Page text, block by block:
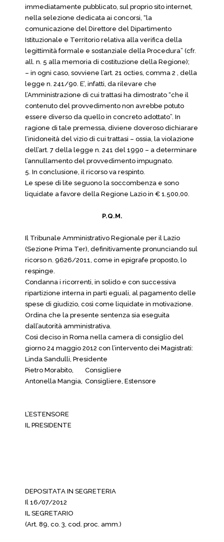
immediatamente pubblicato, sul proprio sito internet,
nella selezione dedicata ai concorsi, “la
comunicazione del Direttore del Dipartimento
Istituzionale e Territorio relativa alla verifica della
legittimità formale e sostanziale della Procedura” (cfr.
all. n. 5 alla memoria di costituzione della Regione);
– in ogni caso, sovviene l’art. 21 octies, comma 2 , della
legge n. 241/90. E’, infatti, da rilevare che
l’Amministrazione di cui trattasi ha dimostrato “che il
contenuto del provvedimento non avrebbe potuto
essere diverso da quello in concreto adottato”. In
ragione di tale premessa, diviene doveroso dichiarare
l’inidoneità del vizio di cui trattasi – ossia, la violazione
dell’art. 7 della legge n. 241 del 1990 – a determinare
l’annullamento del provvedimento impugnato.
5. In conclusione, il ricorso va respinto.
Le spese di lite seguono la soccombenza e sono
liquidate a favore della Regione Lazio in € 1.500,00.
P.Q.M.
Il Tribunale Amministrativo Regionale per il Lazio
(Sezione Prima Ter), definitivamente pronunciando sul
ricorso n. 9626/2011, come in epigrafe proposto, lo
respinge.
Condanna i ricorrenti, in solido e con successiva
ripartizione interna in parti eguali, al pagamento delle
spese di giudizio, così come liquidate in motivazione.
Ordina che la presente sentenza sia eseguita
dall’autorità amministrativa.
Così deciso in Roma nella camera di consiglio del
giorno 24 maggio 2012 con l’intervento dei Magistrati:
Linda Sandulli, Presidente
Pietro Morabito,
Consigliere
Antonella Mangia, Consigliere, Estensore
L’ESTENSORE
IL PRESIDENTE
DEPOSITATA IN SEGRETERIA
Il 16/07/2012
IL SEGRETARIO
(Art. 89, co. 3, cod. proc. amm.)